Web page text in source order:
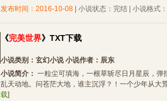
发布时间：2016-10-08 | 小说状态：完结 | 小说格式
《完美世界》TXT下载
小说类别： 玄幻小说小说作者： 辰东
小说简介： 一粒尘可填海，一根草斩尽日月星辰，弹
乱天动地。问苍茫大地，谁主沉浮？！一个少年从大
载]